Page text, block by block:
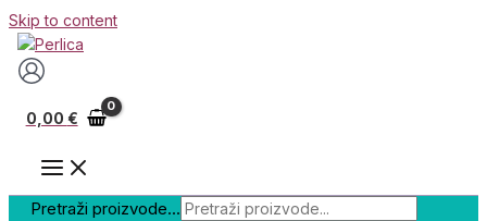
Skip to content
0,00 €
Pretraži proizvode...